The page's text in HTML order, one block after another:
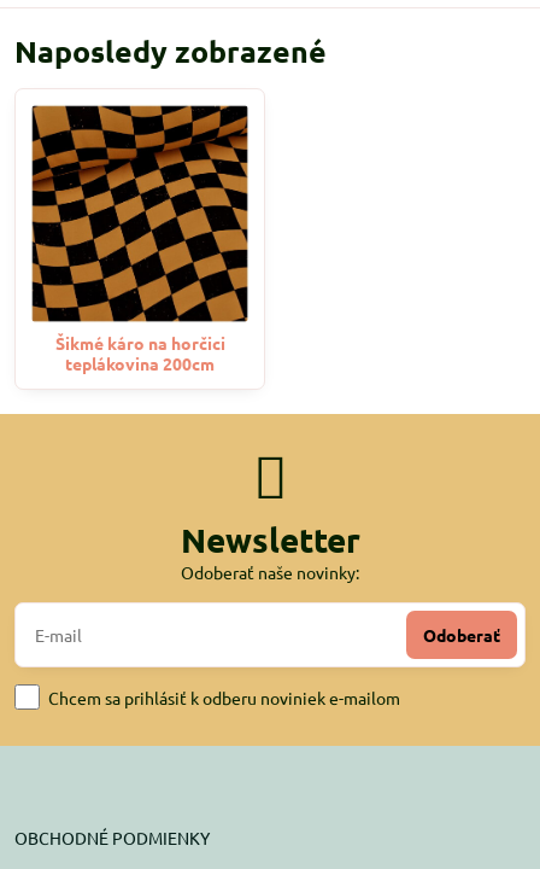
Naposledy zobrazené
Šikmé káro na horčici
teplákovina 200cm
Newsletter
Odoberať naše novinky:
Odoberať
Chcem sa prihlásiť k odberu noviniek e-mailom
OBCHODNÉ PODMIENKY